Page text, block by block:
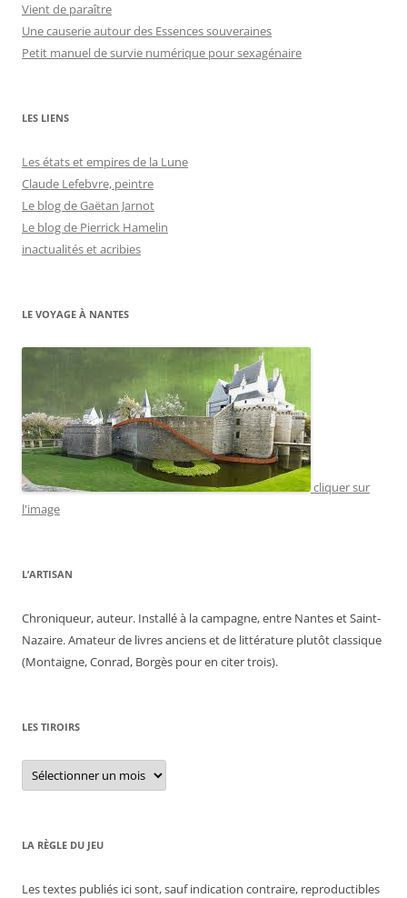
Vient de paraître
Une causerie autour des Essences souveraines
Petit manuel de survie numérique pour sexagénaire
LES LIENS
Les états et empires de la Lune
Claude Lefebvre, peintre
Le blog de Gaëtan Jarnot
Le blog de Pierrick Hamelin
inactualités et acribies
LE VOYAGE À NANTES
cliquer sur
l'image
L’ARTISAN
Chroniqueur, auteur. Installé à la campagne, entre Nantes et Saint-
Nazaire. Amateur de livres anciens et de littérature plutôt classique
(Montaigne, Conrad, Borgès pour en citer trois).
LES TIROIRS
Les
tiroirs
LA RÈGLE DU JEU
Les textes publiés ici sont, sauf indication contraire, reproductibles